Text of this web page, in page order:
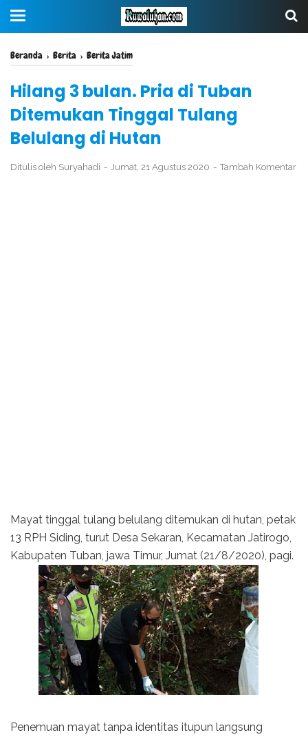
Beranda › Berita › Berita Jatim
Hilang 3 bulan. Pria di Tuban
Ditemukan Tinggal Tulang
Belulang di Hutan
Ditulis oleh Suryahadi Jumat, 21 Agustus 2020 Tambah Komentar
Mayat tinggal tulang belulang ditemukan di hutan, petak
13 RPH Siding, turut Desa Sekaran, Kecamatan Jatirogo,
Kabupaten Tuban, jawa Timur, Jumat (21/8/2020), pagi.
Penemuan mayat tanpa identitas itupun langsung